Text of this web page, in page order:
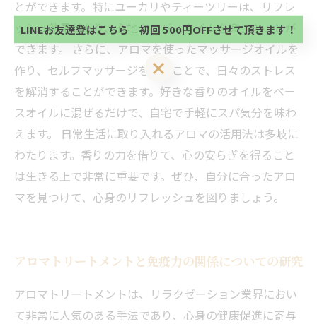
とができます。特にユーカリやティーツリーは、リフレ
ッシュ効果があり、心地よいバスタイムを楽しむことが
できます。 さらに、アロマを使ったマッサージオイルを
作り、セルフマッサージを行うことで、日々のストレス
を解消することができます。好きな香りのオイルをベー
スオイルに混ぜるだけで、自宅で手軽にスパ気分を味わ
えます。 日常生活に取り入れるアロマの活用法は多岐に
わたります。香りの力を借りて、心の安らぎを得ること
は生きる上で非常に重要です。ぜひ、自分に合ったアロ
マを見つけて、心身のリフレッシュを図りましょう。
アロマトリートメントと免疫力の関係についての研究
アロマトリートメントは、リラクゼーション業界におい
て非常に人気のある手法であり、心身の健康促進に寄与
初回 500円OFFさせて頂きます。 既に 追加済の
方、不必要な方 お手数ですが、✖印でお閉じ下さ
い。
LINEお友達登はこちら 初回 500円OFFさせて頂きます！
い。
LINEお友達登はこちら 初回 500円OFFさせて頂きます！